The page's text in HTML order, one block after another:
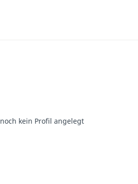
kein Profil angelegt